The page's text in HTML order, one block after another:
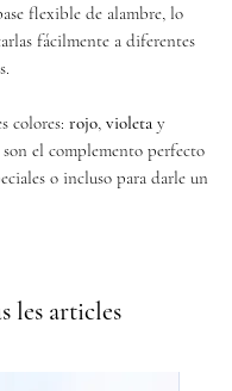
flexible de alambre, lo
fácilmente a diferentes
colores: rojo, violeta y
son el complemento perfecto
o incluso para darle un
o suelto.
les articles